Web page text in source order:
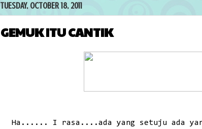
TUESDAY, OCTOBER 18, 2011
GEMUK ITU CANTIK
Ha...... I rasa....ada yang setuju ada